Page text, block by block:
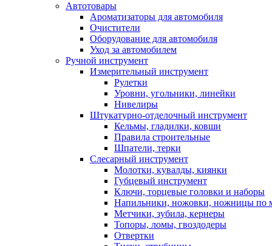
Автотовары
Ароматизаторы для автомобиля
Очистители
Оборудование для автомобиля
Уход за автомобилем
Ручной инструмент
Измерительный инструмент
Рулетки
Уровни, угольники, линейки
Нивелиры
Штукатурно-отделочный инструмент
Кельмы, гладилки, ковши
Правила строительные
Шпатели, терки
Слесарный инструмент
Молотки, кувалды, киянки
Губцевый инструмент
Ключи, торцевые головки и наборы
Напильники, ножовки, ножницы по
Метчики, зубила, кернеры
Топоры, ломы, гвоздодеры
Отвертки